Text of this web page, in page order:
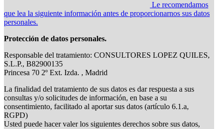
Le recomendamos
que lea la siguiente información antes de proporcionarnos sus datos
personales.
Protección de datos personales.
Responsable del tratamiento: CONSULTORES LOPEZ QUILES,
S.L.P., B82900135
Princesa 70 2º Ext. Izda. , Madrid
La finalidad del tratamiento de sus datos es dar respuesta a sus
consultas y/o solicitudes de información, en base a su
consentimiento, facilitado al aportar sus datos (artículo 6.1.a,
RGPD)
Usted puede hacer valer los siguientes derechos sobre sus datos,